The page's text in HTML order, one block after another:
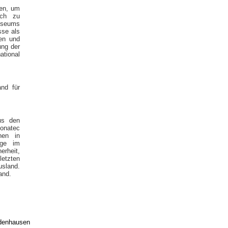
um
zu
als
und
der
für
den
in
im